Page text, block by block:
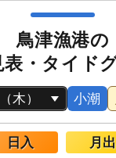
鳥津漁港の
表・タイド
小潮
日入 月出